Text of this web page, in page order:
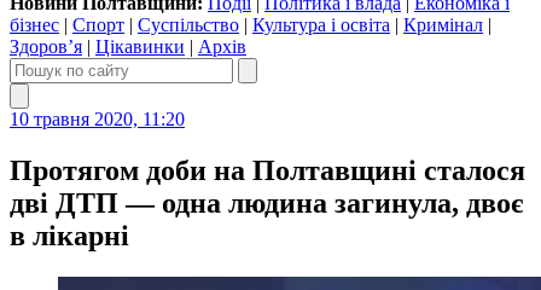
бізнес | Спорт | Суспільство | Культура і освіта | Кримінал |
Здоров’я | Цікавинки | Архів
10 травня 2020, 11:20
Протягом доби на Полтавщині сталося
дві ДТП — одна людина загинула, двоє
в лікарні